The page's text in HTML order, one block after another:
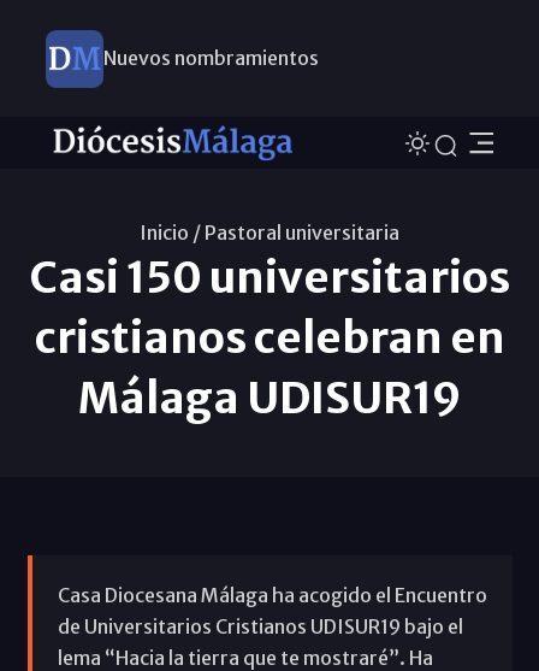
Nuevos nombramientos
Inicio / Pastoral universitaria
Casi 150 universitarios
cristianos celebran en
Málaga UDISUR19
Casa Diocesana Málaga ha acogido el Encuentro
de Universitarios Cristianos UDISUR19 bajo el
lema “Hacia la tierra que te mostraré”. Ha